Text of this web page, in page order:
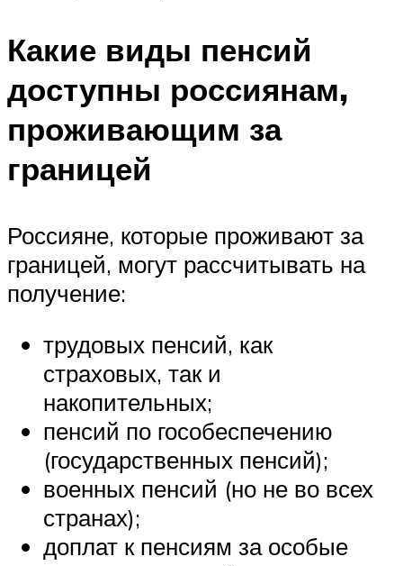
Какие виды пенсий
доступны россиянам,
проживающим за
границей
Россияне, которые проживают за
границей, могут рассчитывать на
получение:
трудовых пенсий, как
страховых, так и
накопительных;
пенсий по гособеспечению
(государственных пенсий);
военных пенсий (но не во всех
странах);
доплат к пенсиям за особые